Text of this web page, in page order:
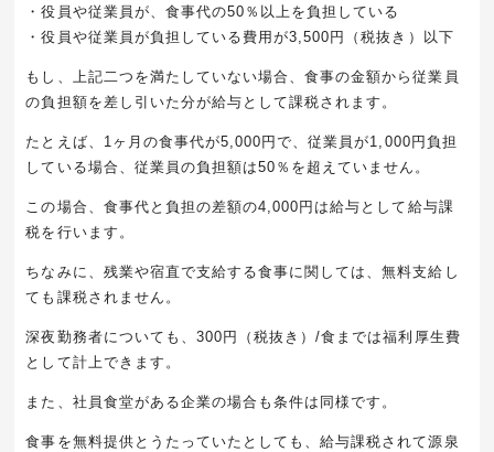
・役員や従業員が、食事代の50％以上を負担している
・役員や従業員が負担している費用が3,500円（税抜き）以下
もし、上記二つを満たしていない場合、食事の金額から従業員
の負担額を差し引いた分が給与として課税されます。
たとえば、1ヶ月の食事代が5,000円で、従業員が1,000円負担
している場合、従業員の負担額は50％を超えていません。
この場合、食事代と負担の差額の4,000円は給与として給与課
税を行います。
ちなみに、残業や宿直で支給する食事に関しては、無料支給し
ても課税されません。
深夜勤務者についても、300円（税抜き）/食までは福利厚生費
として計上できます。
また、社員食堂がある企業の場合も条件は同様です。
食事を無料提供とうたっていたとしても、給与課税されて源泉